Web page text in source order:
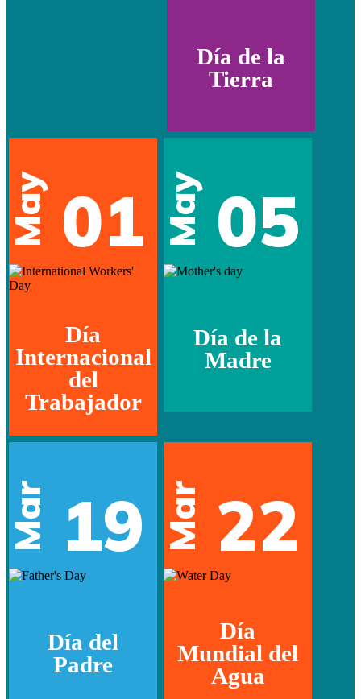
Día de la
Tierra
May 01
Día
Internacional
del
Trabajador
May 05
Día de la
Madre
Mar 19
Día del
Padre
Mar 22
Día
Mundial del
Agua